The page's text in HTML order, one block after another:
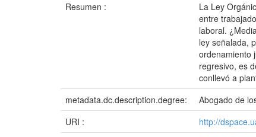
Resumen :
La Ley
entre
laboral.
ley señalada,
ordenamiento
regresivo, es
conllevó a
metadata.dc.description.degree:
Abogado de
URI :
http://